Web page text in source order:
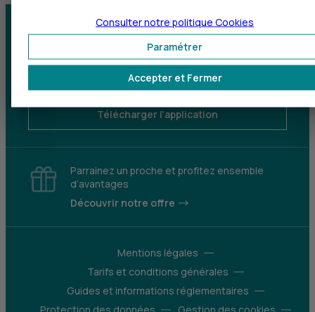
Centre d'aide Trouver une agence
Sourds et
Télécharger l'application
Parrainez un proche et profitez ensemble
d’avantages
Découvrir notre offre
Mentions légales
Tarifs et conditions générales
Guides et informations réglementaires
Accepter et Fermer
Paramétrer
Consulter notre politique Cookies